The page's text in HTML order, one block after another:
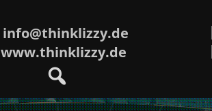
info@thinklizzy.de
www.thinklizzy.de